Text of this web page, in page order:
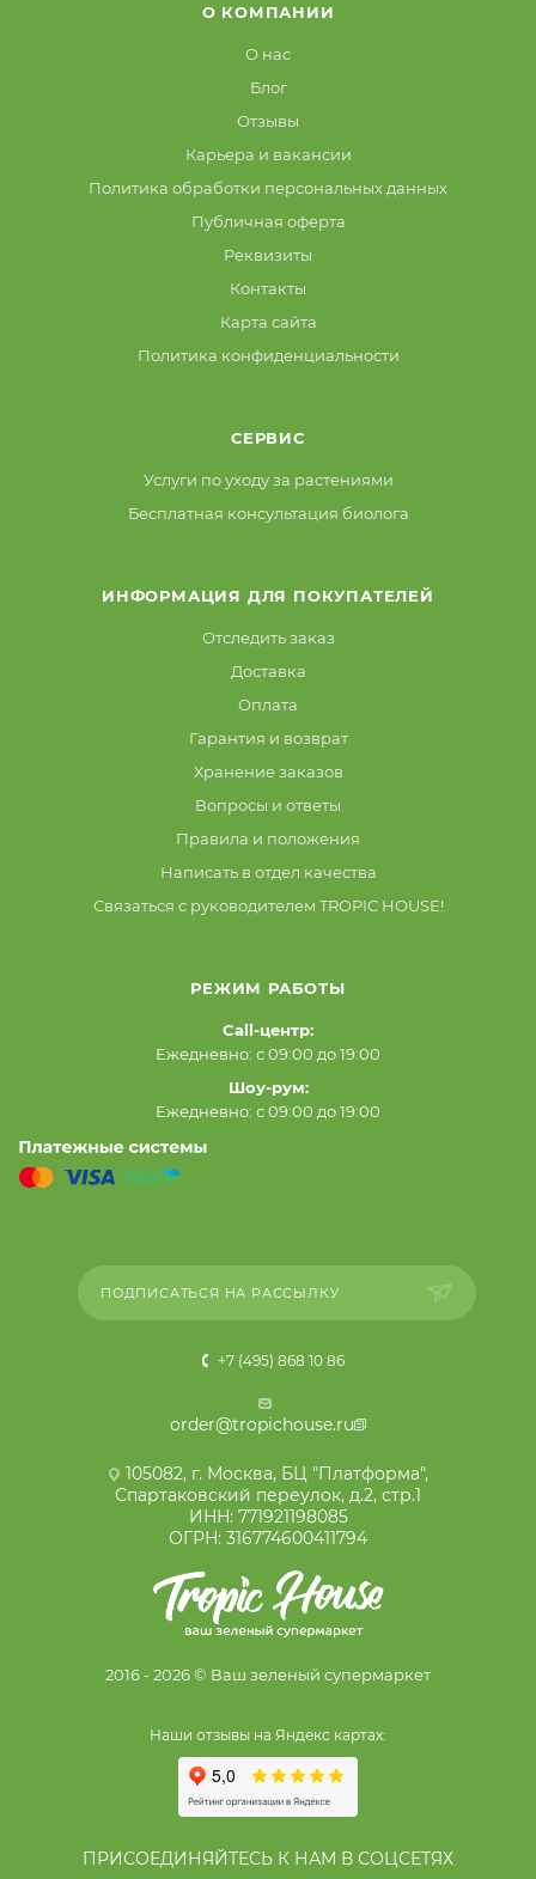
О КОМПАНИИ
О нас
Блог
Отзывы
Карьера и вакансии
Политика обработки персональных данных
Публичная оферта
Реквизиты
Контакты
Карта сайта
Политика конфиденциальности
СЕРВИС
Услуги по уходу за растениями
Бесплатная консультация биолога
ИНФОРМАЦИЯ ДЛЯ ПОКУПАТЕЛЕЙ
Отследить заказ
Доставка
Оплата
Гарантия и возврат
Хранение заказов
Вопросы и ответы
Правила и положения
Написать в отдел качества
Связаться с руководителем TROPIC HOUSE!
РЕЖИМ РАБОТЫ
Call-центр:
Ежедневно: с 09:00 до 19:00
Шоу-рум:
Ежедневно: с 09:00 до 19:00
ПОДПИСАТЬСЯ НА РАССЫЛКУ
+7 (495) 868 10 86
order@tropichouse.ru
105082, г. Москва, БЦ "Платформа",
Спартаковский переулок, д.2, стр.1
ИНН: 771921198085
ОГРН: 316774600411794
2016 - 2026 © Ваш зеленый супермаркет
Наши отзывы на Яндекс картах:
ПРИСОЕДИНЯЙТЕСЬ К НАМ В СОЦСЕТЯХ